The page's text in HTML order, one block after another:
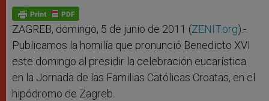
ZAGREB, domingo, 5 de junio de 2011 (ZENIT.org).-
Publicamos la homilía que pronunció Benedicto XVI
este domingo al presidir la celebración eucarística
en la Jornada de las Familias Católicas Croatas, en el
hipódromo de Zagreb.